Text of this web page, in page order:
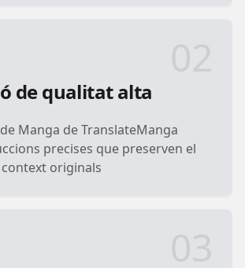
de qualitat alta
Manga de TranslateManga
precises que preserven el
originals